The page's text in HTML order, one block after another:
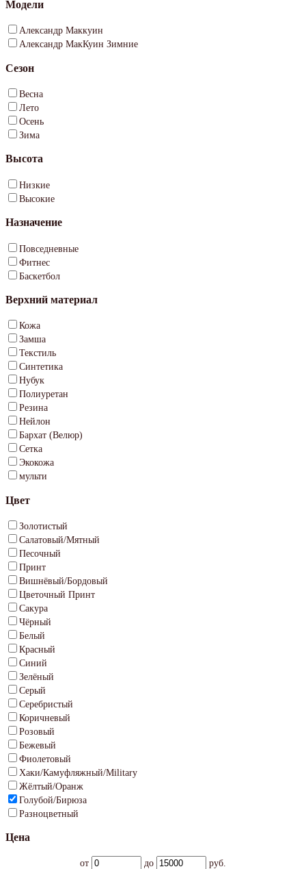
Модели
Александр Маккуин
Александр МакКуин Зимние
Сезон
Весна
Лето
Осень
Зима
Высота
Низкие
Высокие
Назначение
Повседневные
Фитнес
Баскетбол
Верхний материал
Кожа
Замша
Текстиль
Синтетика
Нубук
Полиуретан
Резина
Нейлон
Бархат (Велюр)
Сетка
Экокожа
мульти
Цвет
Золотистый
Салатовый/Мятный
Песочный
Принт
Вишнёвый/Бордовый
Цветочный Принт
Сакура
Чёрный
Белый
Красный
Синий
Зелёный
Серый
Серебристый
Коричневый
Розовый
Бежевый
Фиолетовый
Хаки/Камуфляжный/Military
Жёлтый/Оранж
Голубой/Бирюза
Разноцветный
Цена
от до
руб.